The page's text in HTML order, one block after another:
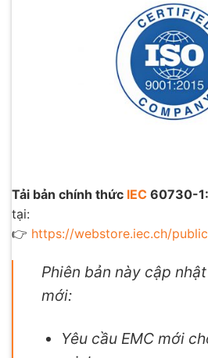
Tải bản chính thức IEC 60730-
tại:
👉 https://webstore.iec.ch/
Phiên bản này cập
mới:
Yêu cầu EMC mới